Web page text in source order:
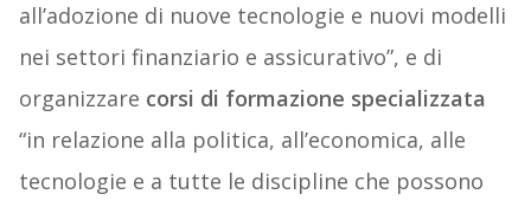
all’adozione di nuove tecnologie e nuovi modelli
nei settori finanziario e assicurativo”, e di
organizzare corsi di formazione specializzata
“in relazione alla politica, all’economica, alle
tecnologie e a tutte le discipline che possono